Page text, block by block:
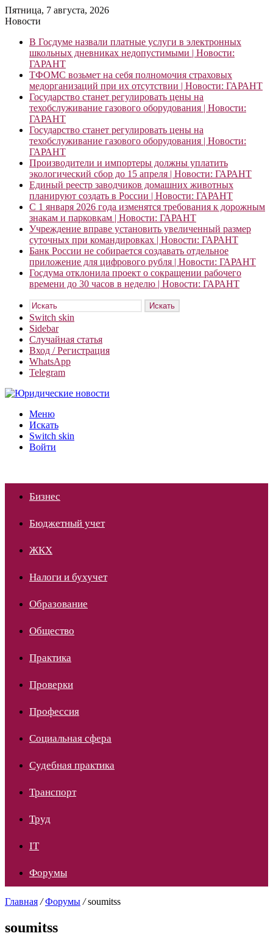
Пятница, 7 августа, 2026
Новости
В Госдуме назвали платные услуги в электронных
школьных дневниках недопустимыми | Новости:
ГАРАНТ
ТФОМС возьмет на себя полномочия страховых
медорганизаций при их отсутствии | Новости: ГАРАНТ
Государство станет регулировать цены на
техобслуживание газового оборудования | Новости:
ГАРАНТ
Государство станет регулировать цены на
техобслуживание газового оборудования | Новости:
ГАРАНТ
Производители и импортеры должны уплатить
экологический сбор до 15 апреля | Новости: ГАРАНТ
Единый реестр заводчиков домашних животных
планируют создать в России | Новости: ГАРАНТ
С 1 января 2026 года изменятся требования к дорожным
знакам и парковкам | Новости: ГАРАНТ
Учреждение вправе установить увеличенный размер
суточных при командировках | Новости: ГАРАНТ
Банк России не собирается создавать отдельное
приложение для цифрового рубля | Новости: ГАРАНТ
Госдума отклонила проект о сокращении рабочего
времени до 30 часов в неделю | Новости: ГАРАНТ
Искать
Switch skin
Sidebar
Случайная статья
Вход / Регистрация
WhatsApp
Telegram
Меню
Искать
Switch skin
Войти
Бизнес
Бюджетный учет
ЖКХ
Налоги и бухучет
Образование
Общество
Практика
Проверки
Профессия
Социальная сфера
Судебная практика
Транспорт
Труд
IT
Форумы
Главная / Форумы / soumitss
soumitss